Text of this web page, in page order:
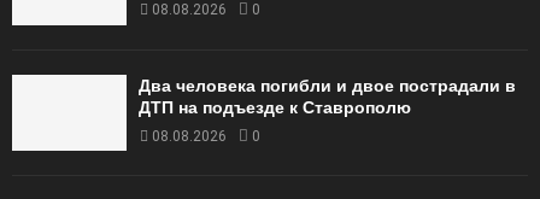
08.08.2026 0
Два человека погибли и двое пострадали в
ДТП на подъезде к Ставрополю
08.08.2026 0